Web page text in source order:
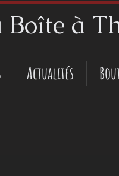
Boîte à
Actualités